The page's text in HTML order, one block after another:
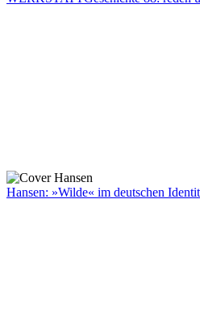
Hansen: »Wilde« im deutschen